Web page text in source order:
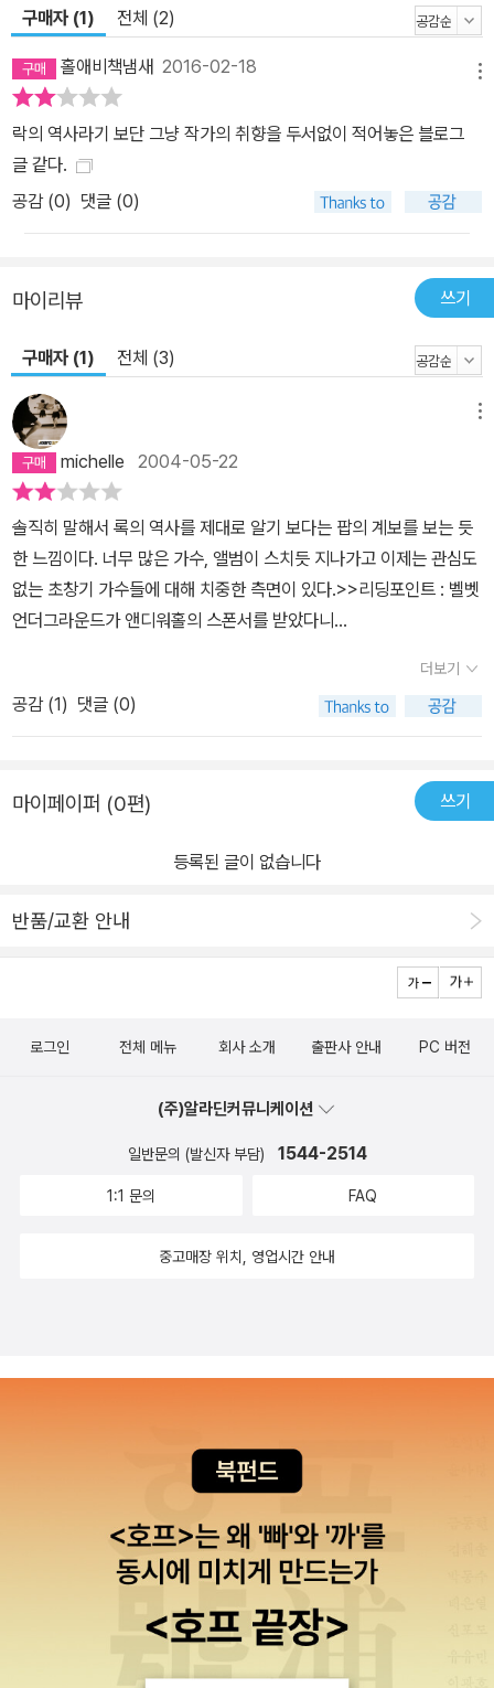
구매자 (1) 전체 (2)
홀애비책냄새 2016-02-18
락의 역사라기 보단 그냥 작가의 취향을 두서없이 적어놓은 블로그
글 같다.
공감 (0) 댓글 (0)
마이리뷰 쓰기
구매자 (1) 전체 (3)
michelle 2004-05-22
솔직히 말해서 록의 역사를 제대로 알기 보다는 팝의 계보를 보는 듯
한 느낌이다. 너무 많은 가수, 앨범이 스치듯 지나가고 이제는 관심도
없는 초창기 가수들에 대해 치중한 측면이 있다.>>리딩포인트 : 벨벳
언더그라운드가 앤디워홀의 스폰서를 받았다니...
더보기
공감 (1) 댓글 (0)
마이페이퍼 (0편) 쓰기
등록된 글이 없습니다
반품/교환 안내
로그인 전체 메뉴 회사 소개 출판사 안내 PC 버전
(주)알라딘커뮤니케이션
일반문의 (발신자 부담) 1544-2514
1:1 문의 FAQ
중고매장 위치, 영업시간 안내